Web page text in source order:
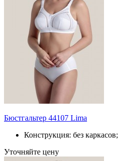
Бюстгальтер 44107 Lima
Конструкция: без каркасов;
Уточняйте цену